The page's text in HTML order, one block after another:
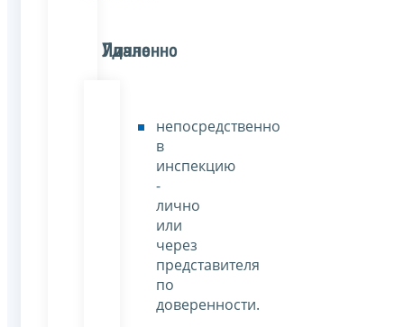
Лично
Удаленно
непосредственно
в
инспекцию
-
лично
или
через
представителя
по
доверенности.